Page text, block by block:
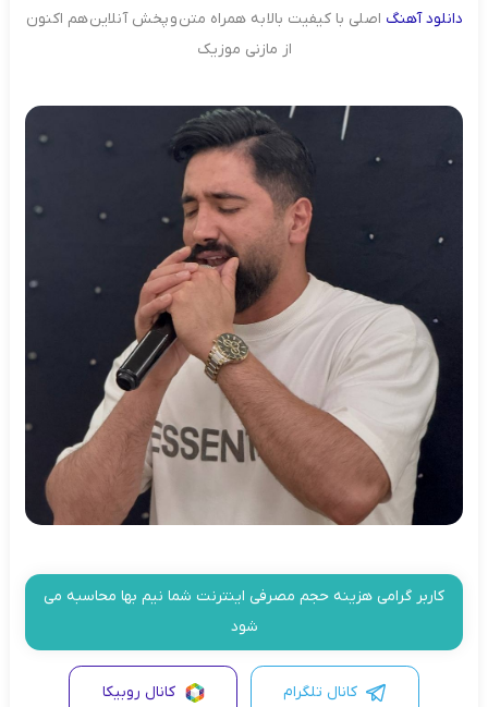
دانلودآهنگ اصلی با کیفیت بالا به همراه متن و پخش آنلاین هم اکنون
از مازنی موزیک
کاربر گرامی هزینه حجم مصرفی اینترنت شما نیم بها محاسبه می
شود
کانال تلگرام کانال روبیکا